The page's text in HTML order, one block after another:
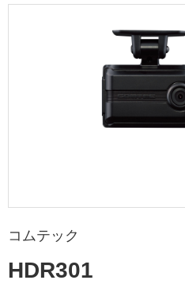
コムテック
HDR301